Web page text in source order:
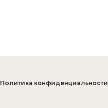
Политика конфиденциальности